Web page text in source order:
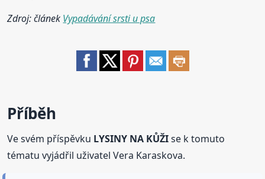
Zdroj: článek Vypadávání srsti u psa
Příběh
Ve svém příspěvku LYSINY NA KŮŽIse k tomuto
tématu vyjádřil uživatel Vera Karaskova.